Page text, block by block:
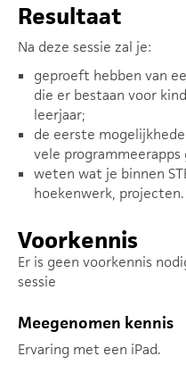
Resultaat
Na deze sessie zal je:
geproeft hebben van
die er bestaan voor
leerjaar;
de eerste
vele
weten wat je binnen
hoekenwerk, projecten.
Voorkennis
Er is geen voorkennis
sessie
Meegenomen kennis
Ervaring met een iPad.